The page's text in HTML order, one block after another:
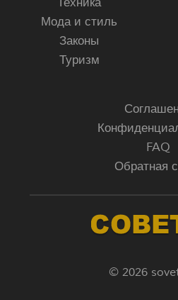
Мода и стиль
Законы
Туризм
FAQ
Обратная
© 2026